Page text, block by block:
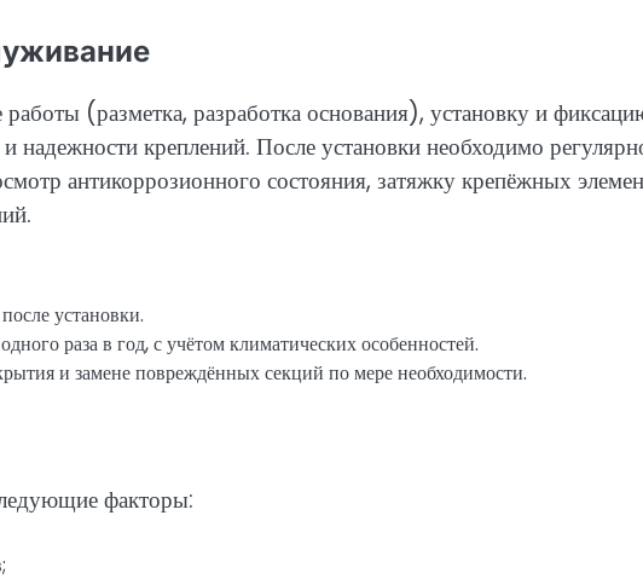
(разметка, разработка основания), установку и
надежности креплений. После установки необходимо
антикоррозионного состояния, затяжку крепёжных
установки.
раза в год, с учётом климатических особенностей.
и замене повреждённых секций по мере необходимости.
факторы: